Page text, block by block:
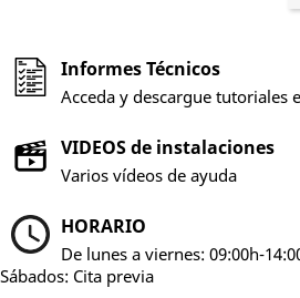
Informes Técnicos
Acceda y descargue tutoriales
VIDEOS de instalaciones
Varios vídeos de ayuda
HORARIO
De lunes a viernes: 09:00h-
Sábados: Cita previa